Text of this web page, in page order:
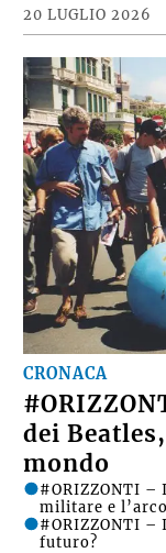
20 LUGLIO 2026
CRONACA
dei
mondo
#ORIZZONTI
militare e
#ORIZZONTI
futuro?